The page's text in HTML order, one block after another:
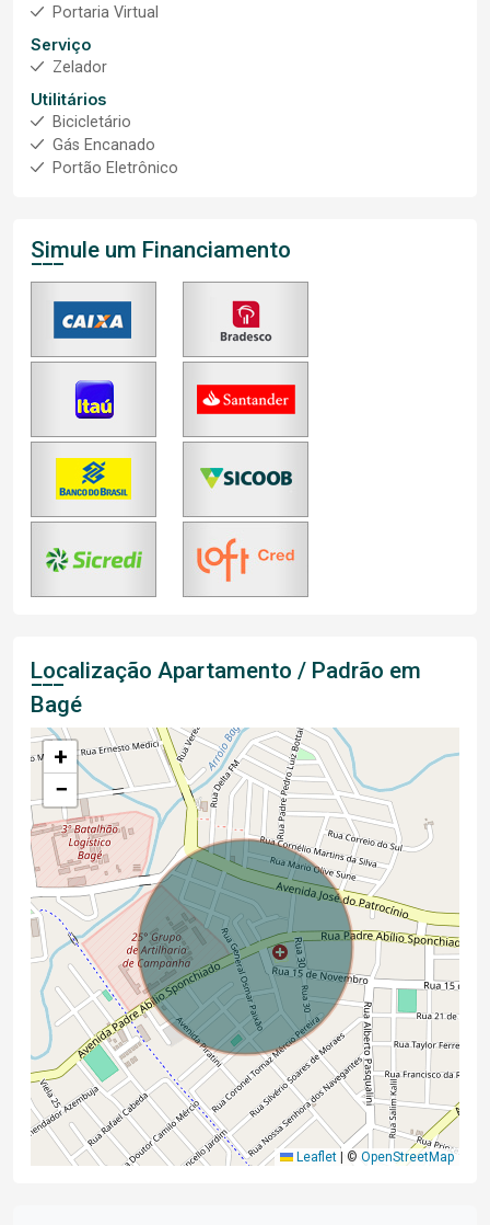
Portaria Virtual
Serviço
Zelador
Utilitários
Bicicletário
Gás Encanado
Portão Eletrônico
Simule um Financiamento
Localização Apartamento / Padrão em
Bagé
+
−
Leaflet | © OpenStreetMap